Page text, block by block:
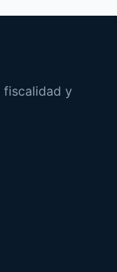
fiscalidad y